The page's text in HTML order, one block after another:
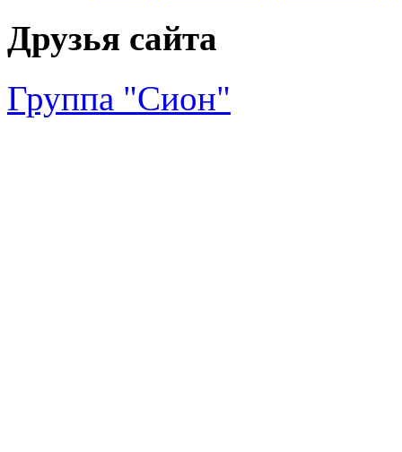
Друзья сайта
Группа "Сион"